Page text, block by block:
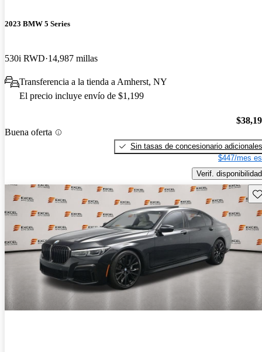
2023 BMW 5 Series
530i RWD 14,987 millas
Transferencia a la tienda a Amherst, NY
El precio incluye envío de $1,199
Buena oferta
Sin tasas de concesionario adicionales
$447/mes
Verif. disponibilidad